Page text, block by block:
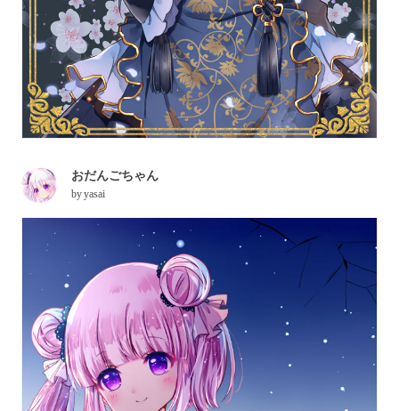
おだんごちゃん
byyasai